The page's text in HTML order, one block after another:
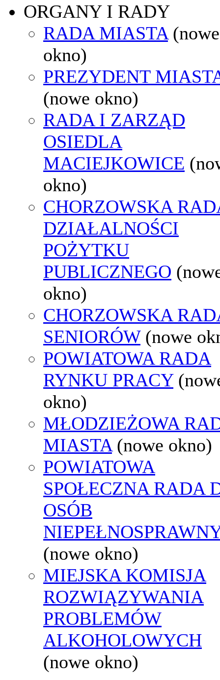
ORGANY I RADY
RADA MIASTA (nowe
okno)
PREZYDENT
(nowe okno)
RADA I ZARZĄD
OSIEDLA
MACIEJKOWICE
okno)
CHORZOWSKA
DZIAŁALNOŚCI
POŻYTKU
PUBLICZNEGO
okno)
CHORZOWSKA
SENIORÓW (nowe
POWIATOWA RADA
RYNKU PRACY
okno)
MŁODZIEŻOWA
MIASTA (nowe okno)
POWIATOWA
SPOŁECZNA RADA
OSÓB
(nowe okno)
MIEJSKA KOMISJA
ROZWIĄZYWANIA
PROBLEMÓW
ALKOHOLOWYCH
(nowe okno)